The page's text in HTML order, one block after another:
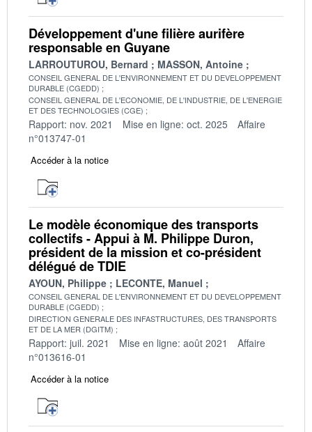
Développement d'une filière aurifère
responsable en Guyane
LARROUTUROU, Bernard MASSON, Antoine
CONSEIL GENERAL DE L'ENVIRONNEMENT ET DU DEVELOPPEMENT
DURABLE (CGEDD)
CONSEIL GENERAL DE L'ECONOMIE, DE L'INDUSTRIE, DE L'ENERGIE
ET DES TECHNOLOGIES (CGE)
Rapport: nov. 2021 Mise en ligne: oct. 2025
Affaire
n°013747-01
Accéder à la notice
Le modèle économique des transports
collectifs - Appui à M. Philippe Duron,
président de la mission et co-président
délégué de TDIE
AYOUN, Philippe LECONTE, Manuel
CONSEIL GENERAL DE L'ENVIRONNEMENT ET DU DEVELOPPEMENT
DURABLE (CGEDD)
DIRECTION GENERALE DES INFASTRUCTURES, DES TRANSPORTS
ET DE LA MER (DGITM)
Rapport: juil. 2021 Mise en ligne: août 2021
Affaire
n°013616-01
Accéder à la notice